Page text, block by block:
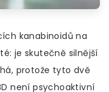
kanabinoidů na
je skutečně silnější
protože tyto dvě
není psychoaktivní